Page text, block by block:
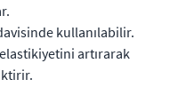
kullanılabilir.
artırarak